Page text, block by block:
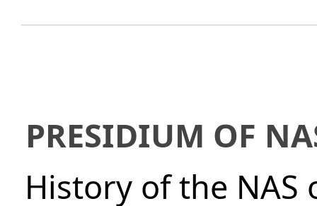
PRESIDIUM OF
History of the NAS